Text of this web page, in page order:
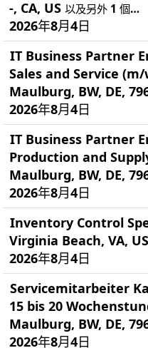
-, CA, US 以及另外 1 個…
2026年8月4日
IT Business Partner
Sales and Service
Maulburg, BW, DE,
2026年8月4日
IT Business Partner
Production and
Maulburg, BW, DE,
2026年8月4日
Inventory Control
Virginia Beach, VA,
2026年8月4日
Servicemitarbeiter
15 bis 20
Maulburg, BW, DE,
2026年8月4日